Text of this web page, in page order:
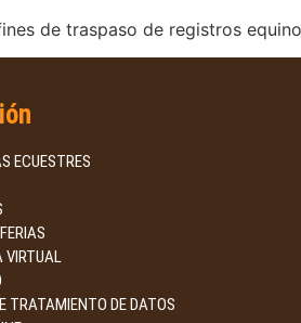
de traspaso de registros
ECUESTRES
VIRTUAL
TRATAMIENTO DE DATOS